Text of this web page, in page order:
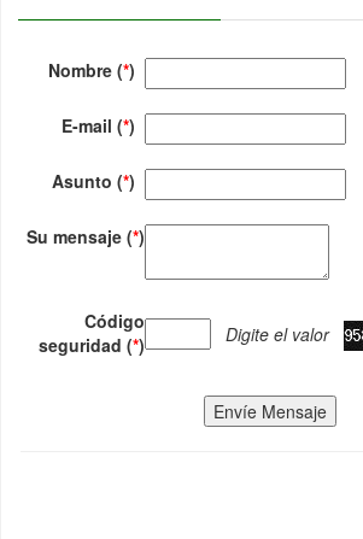
Nombre (*)
E-mail (*)
Asunto (*)
Su mensaje (*)
Código
seguridad (*) Digite el valor
Envíe Mensaje